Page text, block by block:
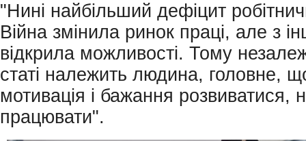
"Нині найбільший дефіцит
Війна змінила ринок праці, але з
відкрила можливості. Тому
статі належить людина, головне,
мотивація і бажання розвиватися,
працювати".